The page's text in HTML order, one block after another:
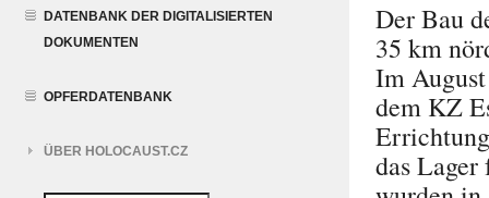
DATENBANK DER DIGITALISIERTEN
DOKUMENTEN
OPFERDATENBANK
ÜBER HOLOCAUST.CZ
Der Bau
35 km
Im
dem KZ
das